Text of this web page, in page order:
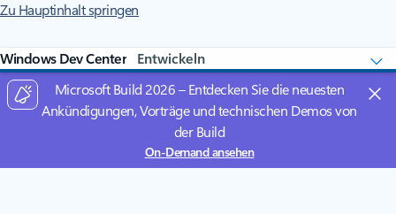
Zu Hauptinhalt springen
Windows Dev Center
Microsoft Build 2026 – Entdecken Sie die neuesten
Ankündigungen, Vorträge und technischen Demos von
der Build
On-Demand ansehen